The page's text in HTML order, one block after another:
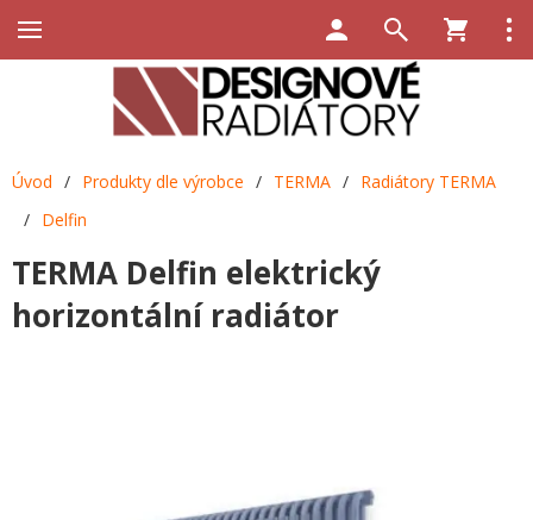
Úvod / Produkty dle výrobce / TERMA / Radiátory TERMA
/ Delfin
TERMA Delfin elektrický
horizontální radiátor